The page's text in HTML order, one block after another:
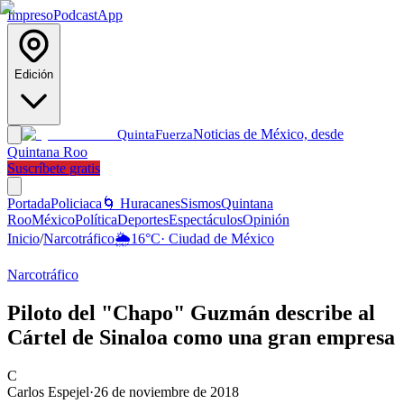
ImpresoPodcastApp
Edición
QuintaFuerzaNoticias de México, desde
Quintana Roo
Suscríbete gratis
PortadaPoliciaca 🌀 HuracanesSismosQuintana
RooMéxicoPolíticaDeportesEspectáculosOpinión
Inicio/Narcotráfico🌦️16°C· Ciudad de México
Narcotráfico
Piloto del "Chapo" Guzmán describe al
Cártel de Sinaloa como una gran empresa
C
Carlos Espejel·26 de noviembre de 2018